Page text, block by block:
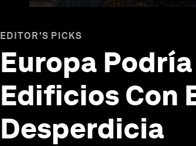
EDITOR'S PICKS
Europa
Edificios Con
Desperdicia